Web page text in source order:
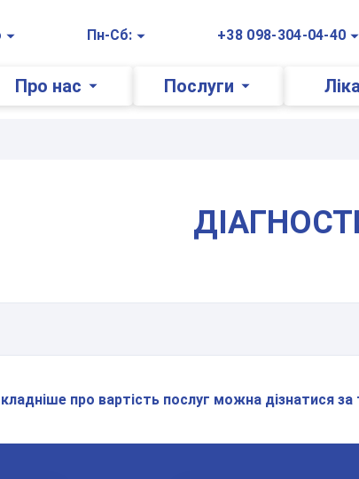
Пн-Сб: +38 098-304-04-40
Про нас Послуги
про вартість послуг можна дізнатися